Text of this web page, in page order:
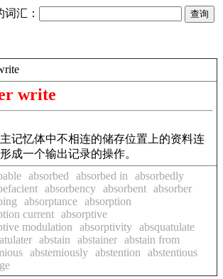
汇：
write
记忆体中不相连的储存位置上的资料连
成一个输出记录的操作。
absorbed absorbed in
absorbedly
absorbency absorbent absorber
absorptance absorption
current absorptive
modulation
absorptivity absquatulate
abstain abstainer abstain from
abstemiously abstention
abstentious